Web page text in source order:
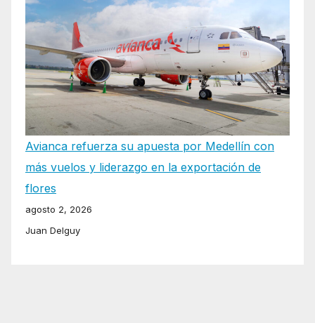
Avianca refuerza su apuesta por Medellín con
más vuelos y liderazgo en la exportación de
flores
agosto 2, 2026
Juan Delguy